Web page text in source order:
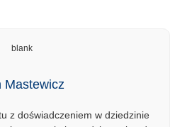
Mastewicz
z doświadczeniem w dziedzinie